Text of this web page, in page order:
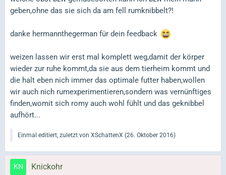
geben,ohne das sie sich da am fell rumknibbelt?!
danke hermannthegerman für dein feedback
weizen lassen wir erst mal komplett weg,damit der körper
wieder zur ruhe kommt,da sie aus dem tierheim kommt und
die halt eben nich immer das optimale futter haben,wollen
wir auch nich rumexperimentieren,sondern was vernünftiges
finden,womit sich romy auch wohl fühlt und das geknibbel
aufhört...
Einmal editiert, zuletzt von XSchattenX (26. Oktober 2016)
Knickohr